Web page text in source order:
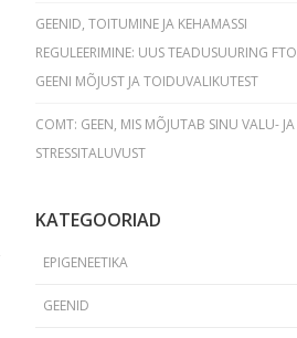
GEENID, TOITUMINE JA KEHAMASSI
REGULEERIMINE: UUS TEADUSUURING FTO
GEENI MÕJUST JA TOIDUVALIKUTEST
COMT: GEEN, MIS MÕJUTAB SINU VALU- JA
STRESSITALUVUST
KATEGOORIAD
EPIGENEETIKA
GEENID